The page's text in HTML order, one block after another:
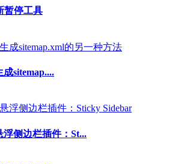
暂停工具
成sitemap....
浮侧边栏插件：St...